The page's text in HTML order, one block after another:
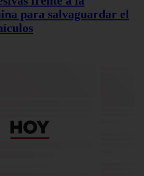
para salvaguardar el